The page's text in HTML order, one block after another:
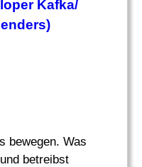
Kafka/
bewegen. Was
betreibst